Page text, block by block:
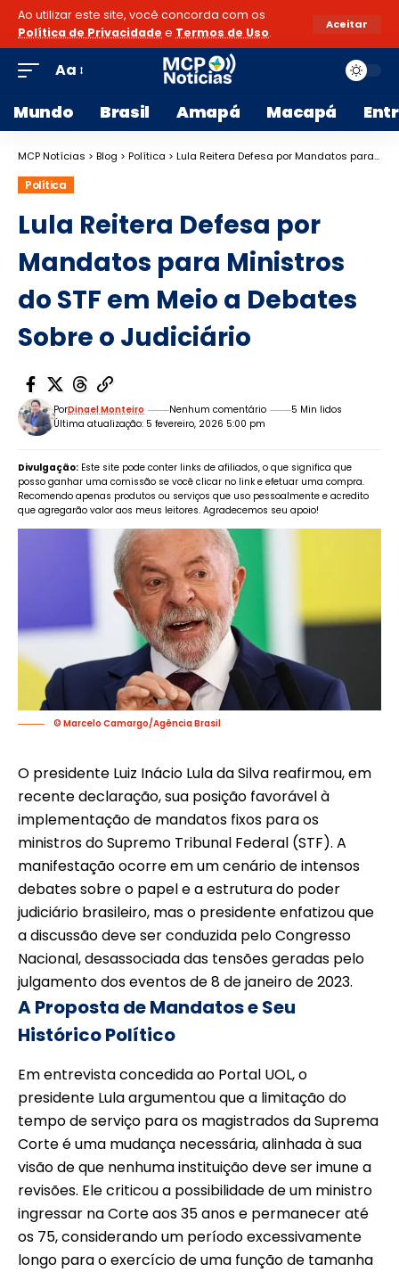
Ao utilizar este site, você concorda com os
Política de Privacidade e Termos de Uso.
Aceitar
Aa
Mundo Brasil Amapá Macapá
MCP Notícias > Blog > Política > Lula Reitera Defesa por Mandatos para Ministros do STF em Meio a Debates Sobre o Judiciário
Política
Lula Reitera Defesa por
Mandatos para Ministros
do STF em Meio a Debates
Sobre o Judiciário
Última atualização: 5 fevereiro, 2026 5:00 pm
PorDinael Monteiro Nenhum comentário 5 Min lidos
Divulgação: Este site pode conter links de afiliados, o que significa que
posso ganhar uma comissão se você clicar no link e efetuar uma compra.
Recomendo apenas produtos ou serviços que uso pessoalmente e acredito
que agregarão valor aos meus leitores. Agradecemos seu apoio!
© Marcelo Camargo/Agência Brasil
O presidente Luiz Inácio Lula da Silva reafirmou, em
recente declaração, sua posição favorável à
implementação de mandatos fixos para os
ministros do Supremo Tribunal Federal (STF). A
manifestação ocorre em um cenário de intensos
debates sobre o papel e a estrutura do poder
judiciário brasileiro, mas o presidente enfatizou que
a discussão deve ser conduzida pelo Congresso
Nacional, desassociada das tensões geradas pelo
julgamento dos eventos de 8 de janeiro de 2023.
A Proposta de Mandatos e Seu
Histórico Político
Em entrevista concedida ao Portal UOL, o
presidente Lula argumentou que a limitação do
tempo de serviço para os magistrados da Suprema
Corte é uma mudança necessária, alinhada à sua
visão de que nenhuma instituição deve ser imune a
revisões. Ele criticou a possibilidade de um ministro
ingressar na Corte aos 35 anos e permanecer até
os 75, considerando um período excessivamente
longo para o exercício de uma função de tamanha